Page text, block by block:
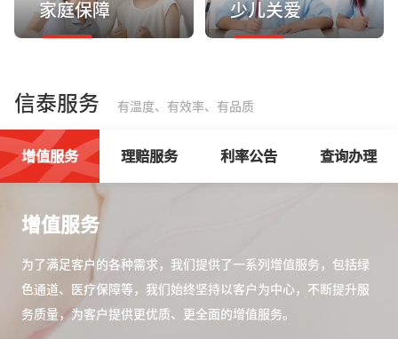
家庭保障 少儿关爱
信泰服务 有温度、有效率、有品质
增值服务
为了满足客户的各种需求，我们提供了一系列增值服务，包括绿
色通道、医疗保障等，我们始终坚持以客户为中心，不断提升服
务质量，为客户提供更优质、更全面的增值服务。
增值服务 理赔服务 利率公告 查询办理